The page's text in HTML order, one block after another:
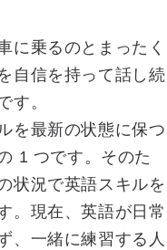
に乗るのとまったく
自信を持って話し続
す。
を最新の状態に保つ
1 つです。そのた
状況で英語スキルを
。現在、英語が日常
、一緒に練習する人